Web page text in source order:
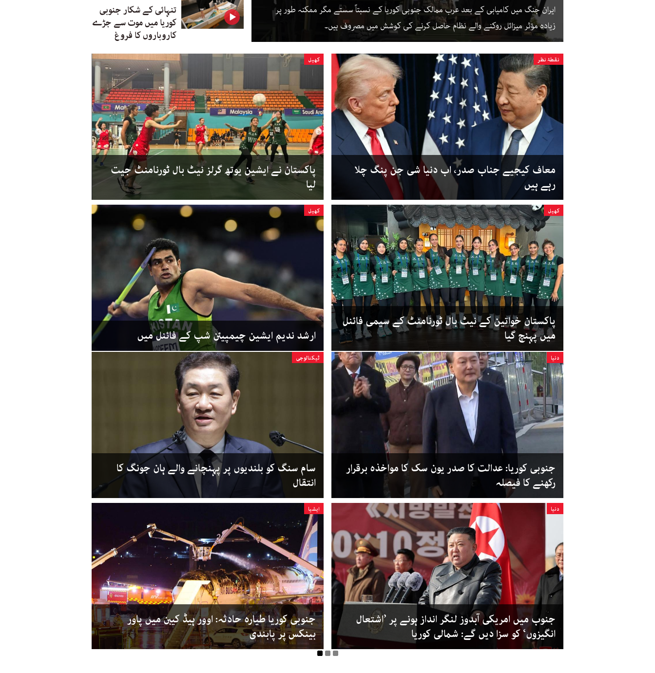
ایران جنگ میں کامیابی کے بعد عرب ممالک جنوبی کوریا کے نسبتاً سستے مگر ممکنہ طور پر
زیادہ مؤثر میزائل روکنے والے نظام حاصل کرنے کی کوشش میں مصروف ہیں۔
تنہائی کے شکار جنوبی
کوریا میں موت سے جڑے
کاروباروں کا فروغ
نقطۂ نظر
معاف کیجیے جناب صدر، اب دنیا شی جن پنگ چلا
رہے ہیں
کھیل
پاکستان نے ایشین یوتھ گرلز نیٹ بال ٹورنامنٹ جیت
لیا
کھیل
پاکستان خواتین کے نیٹ بال ٹورنامنٹ کے سیمی فائنل
میں پہنچ گیا
کھیل
ارشد ندیم ایشین چیمپیئن شپ کے فائنل میں
دنیا
جنوبی کوریا: عدالت کا صدر یون سک کا مواخذہ برقرار
رکھنے کا فیصلہ
ٹیکنالوجی
سام سنگ کو بلندیوں پر پہنچانے والے ہان جونگ کا
انتقال
دنیا
جنوب میں امریکی آبدوز لنگر انداز ہونے پر ’اشتعال
انگیزوں‘ کو سزا دیں گے: شمالی کوریا
ایشیا
جنوبی کوریا طیارہ حادثہ: اوور ہیڈ کیبن میں پاور
بینکس پر پابندی